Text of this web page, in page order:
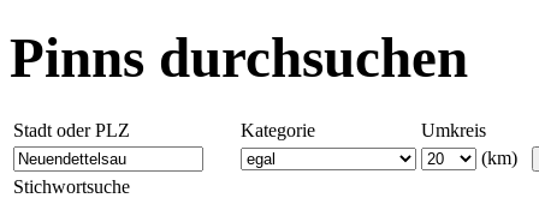
Pinns durchsuchen
Stadt oder PLZ Kategorie
Umkreis
(km)
Stichwortsuche